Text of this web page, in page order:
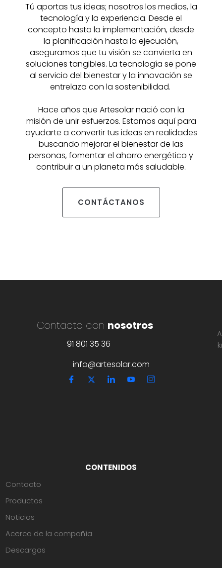
Tú aportas tus ideas; nosotros los medios, la
tecnología y la experiencia. Desde el
concepto hasta la implementación, desde
la planificación hasta la ejecución,
aseguramos que tu visión se convierta en
soluciones tangibles. La tecnología se pone
al servicio del bienestar y la innovación se
entrelaza con la sostenibilidad.
Hace años que Artesolar nació con la
misión de unir esfuerzos. Estamos aquí para
ayudarte a convertir tus ideas en realidades
buscando mejorar el bienestar de las
personas, fomentar el ahorro energético y
contribuir a un planeta más saludable.
CONTÁCTANOS
Contacta con nosotros
91 801 35 36
info@artesolar.com
CONTENIDOS
Contacto
Productos
Noticias
Acerca de la compañía
Descargas